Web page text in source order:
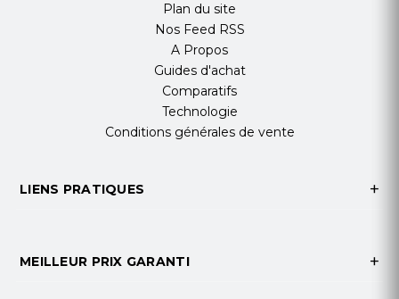
Bras de moniteur mural extensible
Non seulement cela économise de l'espace et
pratique.
Plan du site
Nos Feed RSS
A Propos
Guides d'achat
Comparatifs
Technologie
Conditions générales de vente
LIENS PRATIQUES
MEILLEUR PRIX GARANTI